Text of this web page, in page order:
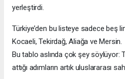
yerleştirdi.
Türkiye’den bu listeye sadece beş
Kocaeli, Tekirdağ, Aliağa ve Mersin.
Bu tablo aslında çok şey söylüyor:
attığı adımların artık uluslararası